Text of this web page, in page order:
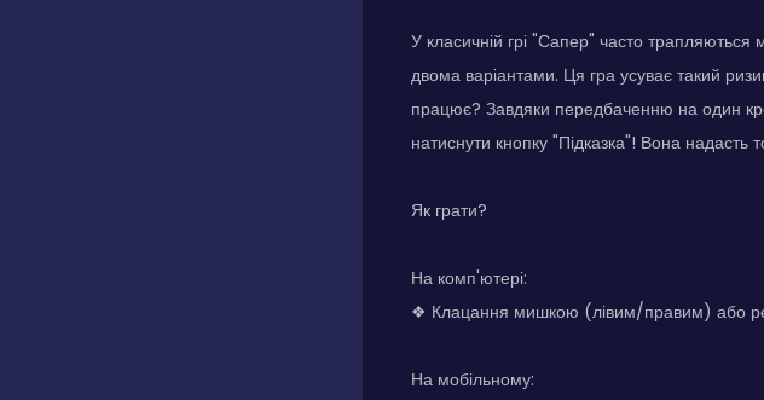
У класичній грі "Сапер" часто
двома варіантами. Ця гра усуває такий
працює? Завдяки передбаченню на один
натиснути кнопку "Підказка"! Вона надасть
Як грати?
На комп'ютері:
❖ Клацання мишкою (лівим/правим) або
На мобільному: